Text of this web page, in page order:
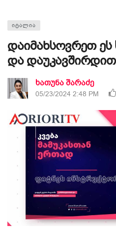
ᲘᲢᲐᲚᲘᲐ
დაიმახსოვრეთ ეს
და დაუკავშირდით
ხათუნა შარაძე
05/23/2024 2:48 PM